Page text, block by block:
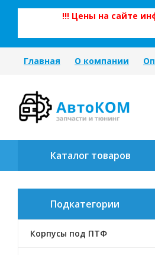
!!! Цены на сайте
Главная О компании
Каталог товаров
Подкатегории
Корпусы под ПТФ